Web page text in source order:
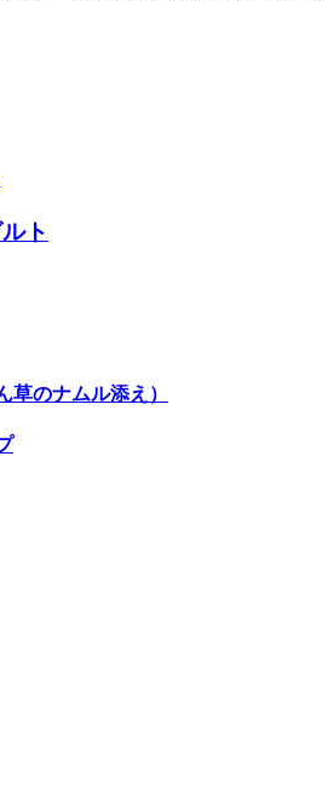
ト
草のナムル添え）